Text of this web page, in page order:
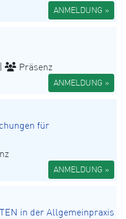
ANMELDUNG »
Präsenz
ANMELDUNG »
für
ANMELDUNG »
in der Allgemeinpraxis